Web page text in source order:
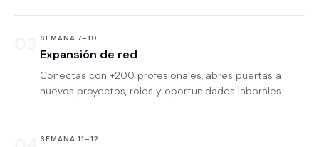
SEMANA 7–10
Expansión de red
Conectas con +200 profesionales, abres puertas a
nuevos proyectos, roles y oportunidades laborales.
SEMANA 11–12